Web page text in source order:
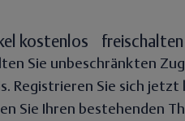
kostenlos freischalten
Sie unbeschränkten
Registrieren Sie sich
Sie Ihren bestehenden